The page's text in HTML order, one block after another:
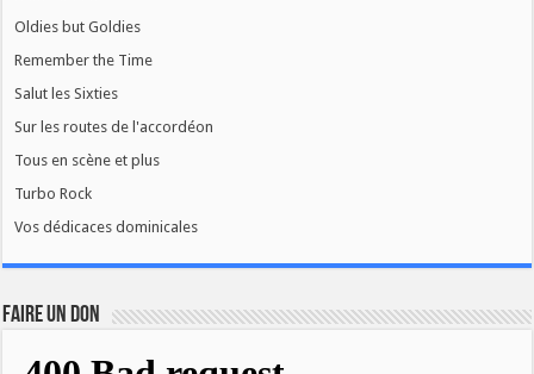
Oldies but Goldies
Remember the Time
Salut les Sixties
Sur les routes de l'accordéon
Tous en scène et plus
Turbo Rock
Vos dédicaces dominicales
FAIRE UN DON